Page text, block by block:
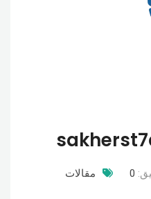
0 مقالات